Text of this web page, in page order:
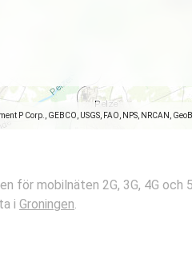
P Corp., GEBCO, USGS, FAO, NPS, NRCAN,
för mobilnäten 2G, 3G, 4G och
i Groningen.